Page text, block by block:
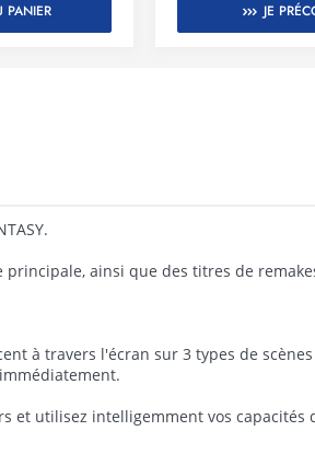
PANIER JE
principale, ainsi que des titres de
à travers l'écran sur 3 types de
et utilisez intelligemment vos capacités